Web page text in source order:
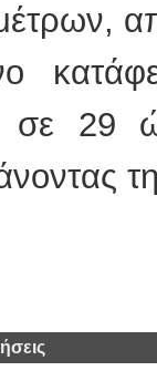
σε 29